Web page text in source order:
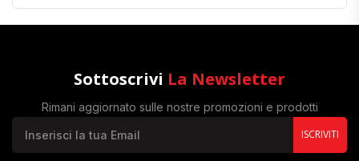
Sottoscrivi La Newsletter
Rimani aggiornato sulle nostre promozioni e prodotti
ISCRIVITI